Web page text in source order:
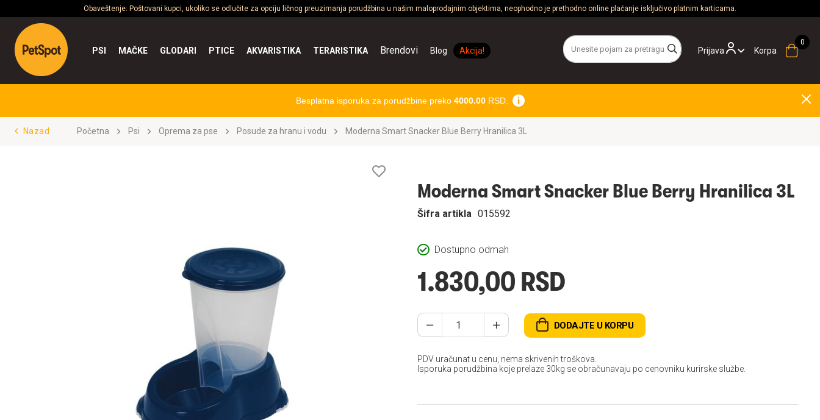
Obaveštenje: Poštovani kupci, ukoliko se odlučite za opciju ličnog preuzimanja porudžbina u našim maloprodajnim objektima, neophodno je prethodno online plaćanje isključivo platnim karticama.
Prijava
PSI MAČKE GLODARI PTICE AKVARISTIKA TERARISTIKA Brendovi Blog Akcija! Korpa
Besplatna isporuka za porudžbine preko 4000.00RSD.
Nazad Početna Psi Oprema za pse Posude za hranu i vodu Moderna Smart Snacker Blue Berry Hranilica 3L
želja
Moderna Smart Snacker Blue Berry Hranilica 3L
Dostupno odmah
Šifra artikla 015592
1.830,00 RSD
DODAJTE U KORPU
PDV uračunat u cenu, nema skrivenih troškova.
Isporuka porudžbina koje prelaze 30kg se obračunavaju po cenovniku kurirske službe.